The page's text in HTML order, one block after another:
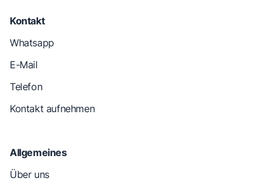
Kontakt
Whatsapp
E-Mail
Telefon
Kontakt aufnehmen
Allgemeines
Über uns